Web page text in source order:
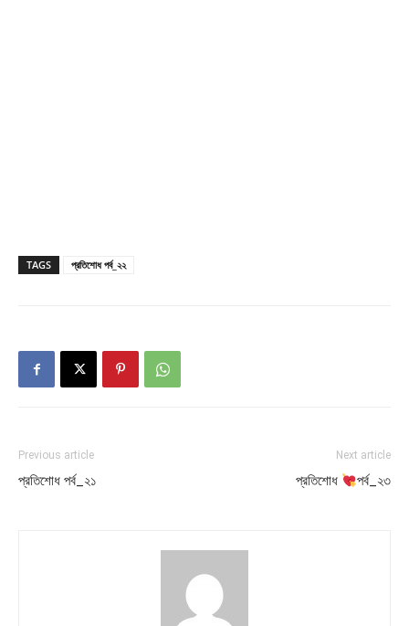
TAGS প্রতিশোধ পর্ব_২২
Previous article
প্রতিশোধ পর্ব_২১
Next article
প্রতিশোধ পর্ব_২৩